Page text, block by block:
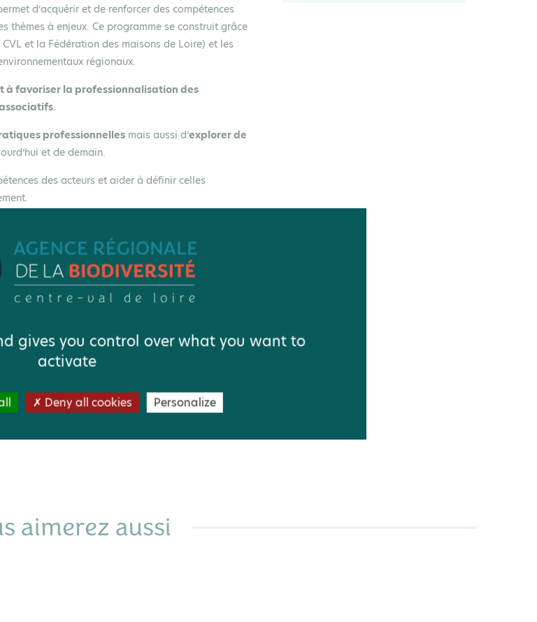
d’acquérir et de renforcer des compétences
thèmes à enjeux. Ce programme se construit grâce
et la Fédération des maisons de Loire) et les
régionaux.
à favoriser la professionnalisation des
.
professionnelles mais aussi d’explorer de
et de demain.
des acteurs et aider à définir celles
:
VOIR LA PAGE DÉDIÉE À CE PROGRAMME |
aimerez aussi
gives you control over what you want to
activate
Deny all cookies Personalize